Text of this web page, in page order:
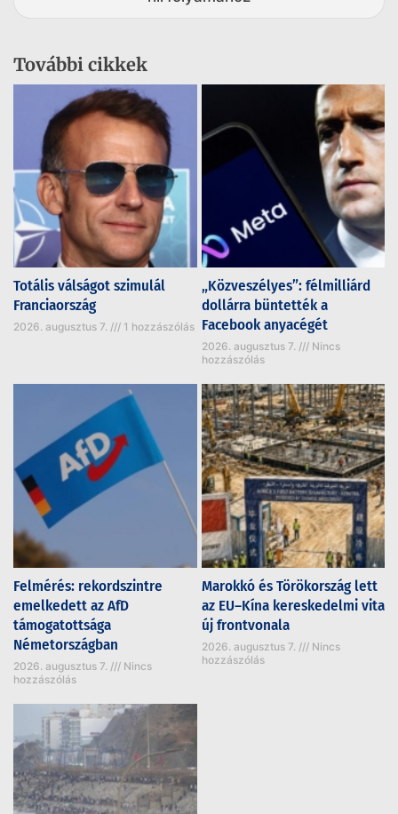
További cikkek
Totális válságot szimulál
Franciaország
2026. augusztus 7. 1 hozzászólás
„Közveszélyes”: félmilliárd
dollárra büntették a
Facebook anyacégét
2026. augusztus 7.
Nincs
hozzászólás
Felmérés: rekordszintre
emelkedett az AfD
támogatottsága
Németországban
2026. augusztus 7.
Nincs
hozzászólás
Marokkó és Törökország lett
az EU–Kína kereskedelmi vita
új frontvonala
2026. augusztus 7.
Nincs
hozzászólás